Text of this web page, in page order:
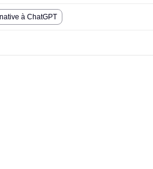
à ChatGPT